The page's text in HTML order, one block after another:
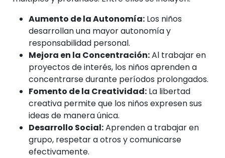
Aumento de la Autonomía: Los niños
desarrollan una mayor autonomía y
responsabilidad personal.
Mejora en la Concentración:Al trabajar en
proyectos de interés, los niños aprenden a
concentrarse durante períodos prolongados.
Fomento de la Creatividad: La libertad
creativa permite que los niños expresen sus
ideas de manera única.
Desarrollo Social:Aprenden a trabajar en
grupo, respetar a otros y comunicarse
efectivamente.